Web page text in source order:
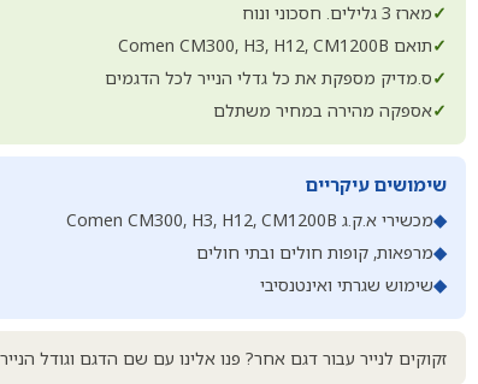
✓מארז 3 גלילים. חסכוני ונוח
✓תואם Comen CM300, H3, H12, CM1200B
✓ס.מדיק מספקת את כל גדלי הנייר לכל הדגמים
✓אספקה מהירה במחיר משתלם
שימושים עיקריים
◆מכשירי א.ק.ג Comen CM300, H3, H12, CM1200B
◆מרפאות, קופות חולים ובתי חולים
◆שימוש שגרתי ואינטנסיבי
זקוקים לנייר עבור דגם אחר? פנו אלינו עם שם הדגם וגודל